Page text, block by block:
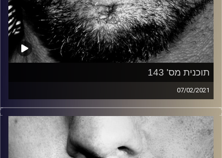
תוכנית מס' 143
07/02/2021
זיפים, מוזיקה מחוספסת של הופעות חיות. הרבה ג'אם, רוק,
בלוז, bluegrass, ג'אז, Fאנק, פרוגרסיב ואפילו אלקטרוניקה.
כל מה שחי, אמיתי ונושם.
עם שמוליק רגב.